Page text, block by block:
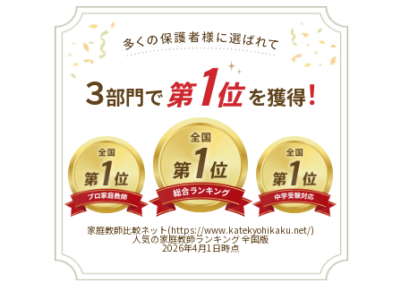
３部門で 第1位を獲得！
家庭教師比較ネット(https://www.katekyohikaku.net/)
人気の家庭教師ランキング 全国版
2026年4月1日時点